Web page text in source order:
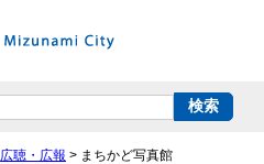
広聴・広報 > まちかど写真館